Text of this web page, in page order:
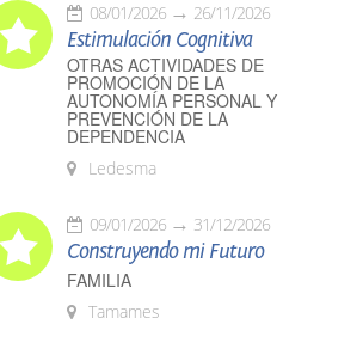
08/01/2026 26/11/2026
Estimulación Cognitiva
OTRAS ACTIVIDADES DE
PROMOCIÓN DE LA
AUTONOMÍA PERSONAL Y
PREVENCIÓN DE LA
DEPENDENCIA
Ledesma
09/01/2026 31/12/2026
Construyendo mi Futuro
FAMILIA
Tamames